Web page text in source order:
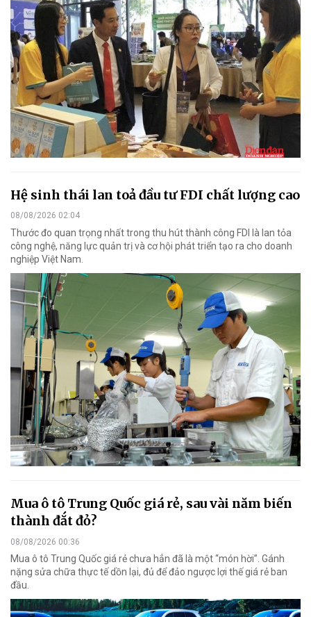
Hệ sinh thái lan toả đầu tư FDI chất lượng cao
08/08/2026 02:04
Thước đo quan trọng nhất trong thu hút thành công FDI là lan tỏa
công nghệ, năng lực quản trị và cơ hội phát triển tạo ra cho doanh
nghiệp Việt Nam.
Mua ô tô Trung Quốc giá rẻ, sau vài năm biến
thành đắt đỏ?
08/08/2026 00:36
Mua ô tô Trung Quốc giá rẻ chưa hẳn đã là một “món hời”. Gánh
nặng sửa chữa thực tế dồn lại, đủ để đảo ngược lợi thế giá rẻ ban
đầu.